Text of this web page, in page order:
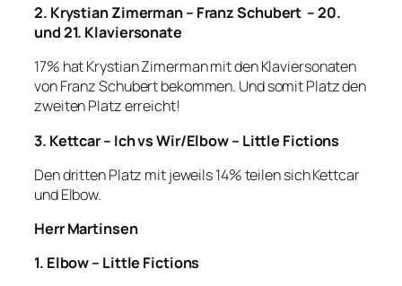
2. Krystian Zimerman – Franz Schubert – 20.
und 21. Klaviersonate
17% hat Krystian Zimerman mit den Klaviersonaten
von Franz Schubert bekommen. Und somit Platz den
zweiten Platz erreicht!
3. Kettcar – Ich vs Wir/Elbow – Little Fictions
Den dritten Platz mit jeweils 14% teilen sich Kettcar
und Elbow.
Herr Martinsen
1. Elbow – Little Fictions